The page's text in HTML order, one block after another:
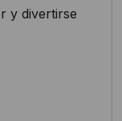
y divertirse